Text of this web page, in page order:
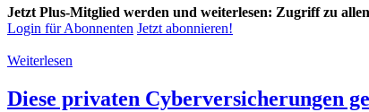
Jetzt Plus-Mitglied werden und weiterlesen: Zugriff zu
Login für Abonnenten Jetzt abonnieren!
Weiterlesen
Diese privaten Cyberversicherungen